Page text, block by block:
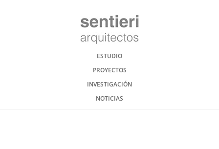
ESTUDIO
PROYECTOS
INVESTIGACIÓN
NOTICIAS